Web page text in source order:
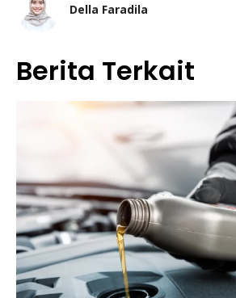
Della Faradila
Berita Terkait